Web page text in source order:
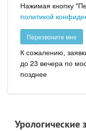
Нажимая кнопку
политикой
К сожалению,
до 23 вечера по
позднее
Урологические